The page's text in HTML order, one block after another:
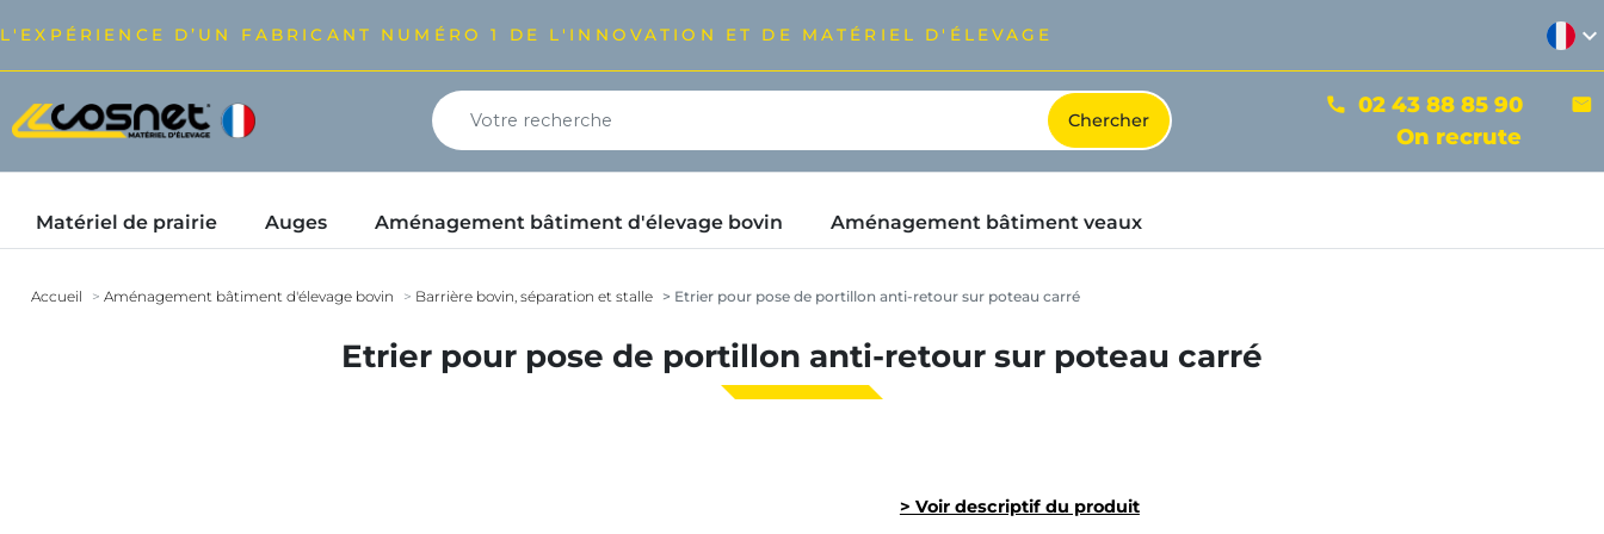
L'EXPÉRIENCE D’UN FABRICANT NUMÉRO 1 DE L'INNOVATION ET DE MATÉRIEL D'ÉLEVAGE expand_more
phone 02 43 88 85 90 mail
On recrute
Matériel de prairie Auges Aménagement bâtiment d'élevage bovin Aménagement bâtiment veaux
Accueil Aménagement bâtiment d'élevage bovin Barrière bovin, séparation et stalle Etrier pour pose de portillon anti-retour sur poteau carré
Etrier pour pose de portillon anti-retour sur poteau carré
> Voir descriptif du produit